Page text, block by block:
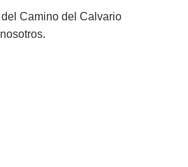
Camino del Calvario